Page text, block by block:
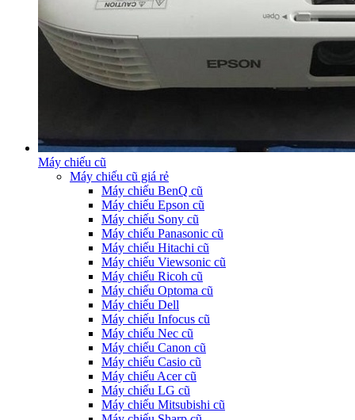
Máy chiếu cũ
Máy chiếu cũ giá rẻ
Máy chiếu BenQ cũ
Máy chiếu Epson cũ
Máy chiếu Sony cũ
Máy chiếu Panasonic cũ
Máy chiếu Hitachi cũ
Máy chiếu Viewsonic cũ
Máy chiếu Ricoh cũ
Máy chiếu Optoma cũ
Máy chiếu Dell
Máy chiếu Infocus cũ
Máy chiếu Nec cũ
Máy chiếu Canon cũ
Máy chiếu Casio cũ
Máy chiếu Acer cũ
Máy chiếu LG cũ
Máy chiếu Mitsubishi cũ